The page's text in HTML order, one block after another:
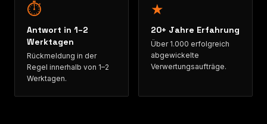
⏱
Antwort in 1–2
Werktagen
Rückmeldung in der
Regel innerhalb von 1–2
Werktagen.
★
20+ Jahre Erfahrung
Über 1.000 erfolgreich
abgewickelte
Verwertungsaufträge.